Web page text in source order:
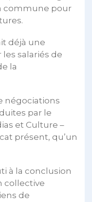
commune pour
déjà une
salariés de
la
négociations
par le
et Culture –
présent, qu’un
à la conclusion
collective
de